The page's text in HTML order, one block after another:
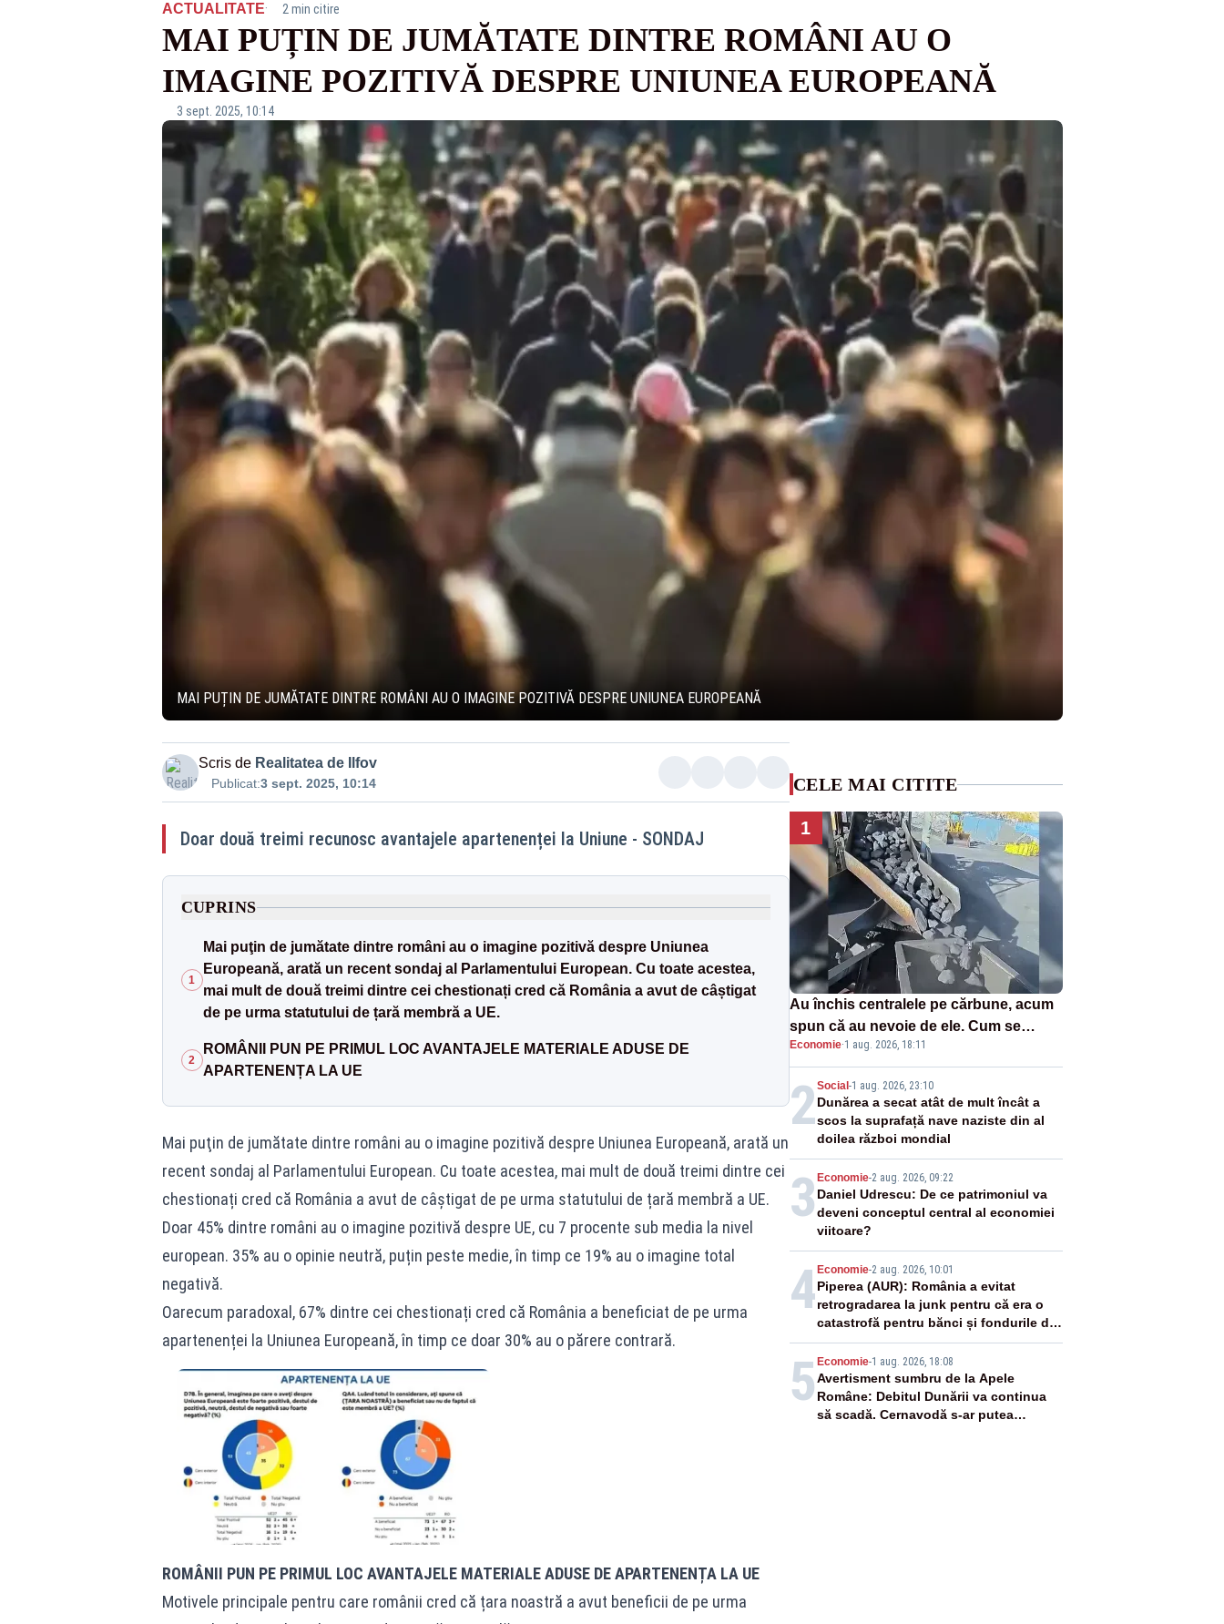
ACTUALITATE· 2 min citire
MAI PUȚIN DE JUMĂTATE DINTRE ROMÂNI AU O
IMAGINE POZITIVĂ DESPRE UNIUNEA EUROPEANĂ
3 sept. 2025, 10:14
MAI PUȚIN DE JUMĂTATE DINTRE ROMÂNI AU O IMAGINE POZITIVĂ DESPRE UNIUNEA EUROPEANĂ
Scris de Realitatea de Ilfov
Publicat:3 sept. 2025, 10:14
Doar două treimi recunosc avantajele apartenenței la Uniune - SONDAJ
CUPRINS
1
Mai puţin de jumătate dintre români au o imagine pozitivă despre Uniunea
Europeană, arată un recent sondaj al Parlamentului European. Cu toate acestea,
mai mult de două treimi dintre cei chestionați cred că România a avut de câștigat
de pe urma statutului de țară membră a UE.
2
ROMÂNII PUN PE PRIMUL LOC AVANTAJELE MATERIALE ADUSE DE
APARTENENȚA LA UE
Mai puţin de jumătate dintre români au o imagine pozitivă despre Uniunea Europeană, arată un
recent sondaj al Parlamentului European. Cu toate acestea, mai mult de două treimi dintre cei
chestionați cred că România a avut de câștigat de pe urma statutului de țară membră a UE.
Doar 45% dintre români au o imagine pozitivă despre UE, cu 7 procente sub media la nivel
european. 35% au o opinie neutră, puțin peste medie, în timp ce 19% au o imagine total
negativă.
Oarecum paradoxal, 67% dintre cei chestionați cred că România a beneficiat de pe urma
apartenenței la Uniunea Europeană, în timp ce doar 30% au o părere contrară.
ROMÂNII PUN PE PRIMUL LOC AVANTAJELE MATERIALE ADUSE DE APARTENENȚA LA UE
Motivele principale pentru care românii cred că țara noastră a avut beneficii de pe urma
CELE MAI CITITE
1
Au închis centralele pe cărbune, acum
spun că au nevoie de ele. Cum se
pasează vina în plină criză energetică
Economie·1 aug. 2026, 18:11
2Social -1 aug. 2026, 23:10
Dunărea a secat atât de mult încât a
scos la suprafață nave naziste din al
doilea război mondial
3 Economie-2 aug. 2026, 09:22
Daniel Udrescu: De ce patrimoniul va
deveni conceptul central al economiei
viitoare?
4 Economie-2 aug. 2026, 10:01
Piperea (AUR): România a evitat
retrogradarea la junk pentru că era o
catastrofă pentru bănci și fondurile de
pensii
5 Economie-1 aug. 2026, 18:08
Avertisment sumbru de la Apele
Române: Debitul Dunării va continua
să scadă. Cernavodă s-ar putea